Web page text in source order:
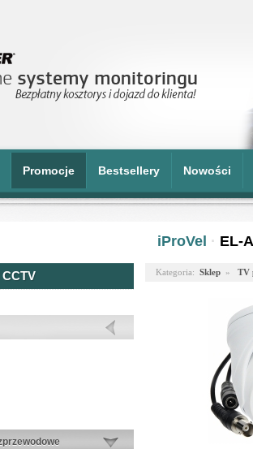
Promocje Bestsellery Nowości
iProVel · EL-
Kategoria: Sklep » TV